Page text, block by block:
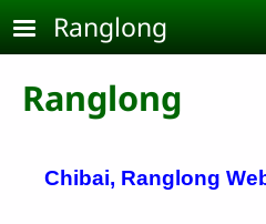
Skip to main content
Ranglong
Ranglong
Chibai, Ranglong